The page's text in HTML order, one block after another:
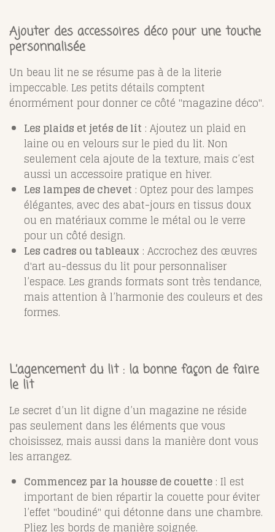
Ajouter des accessoires déco pour une touche
personnalisée
Un beau lit ne se résume pas à de la literie
impeccable. Les petits détails comptent
énormément pour donner ce côté "magazine déco".
Les plaids et jetés de lit : Ajoutez un plaid en
laine ou en velours sur le pied du lit. Non
seulement cela ajoute de la texture, mais c’est
aussi un accessoire pratique en hiver.
Les lampes de chevet : Optez pour des lampes
élégantes, avec des abat-jours en tissus doux
ou en matériaux comme le métal ou le verre
pour un côté design.
Les cadres ou tableaux : Accrochez des œuvres
d'art au-dessus du lit pour personnaliser
l’espace. Les grands formats sont très tendance,
mais attention à l’harmonie des couleurs et des
formes.
L’agencement du lit : la bonne façon de faire
le lit
Le secret d’un lit digne d’un magazine ne réside
pas seulement dans les éléments que vous
choisissez, mais aussi dans la manière dont vous
les arrangez.
Commencez par la housse de couette : Il est
important de bien répartir la couette pour éviter
l’effet "boudiné" qui détonne dans une chambre.
Pliez les bords de manière soignée.